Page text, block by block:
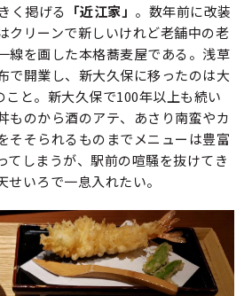
く掲げる 「近江家」 。数年前に改装
クリーンで新しいけれど老舗中の老
線を画した本格蕎麦屋である。浅草
で開業し、新大久保に移ったのは大
こと。新大久保で100年以上も続い
ものから酒のアテ、あさり南蛮やカ
そそられるものまでメニューは豊富
てしまうが、駅前の喧騒を抜けてき
いろで一息入れたい。